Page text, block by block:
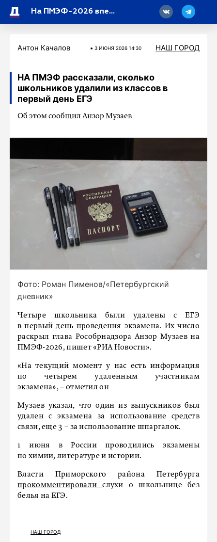
На ПМЭФ-2026 впервые показали кроссовер Jeland J6
Антон Качалов 3 ИЮНЯ 2026 14:30 НАШ ГОРОД
НА ПМЭФ рассказали, сколько
школьников удалили из классов в
первый день ЕГЭ
Об этом сообщил Анзор Музаев
Фото: Роман Пименов/«Петербургский
дневник»
Четыре школьника были удалены с ЕГЭ
в первый день проведения экзамена. Их число
раскрыл глава Рособрнадзора Анзор Музаев на
ПМЭФ-2026, пишет «РИА Новости».
«На текущий момент у нас есть информация
по четырем удаленным участникам
экзамена», – отметил он
Музаев указал, что один из выпускников был
удален с экзамена за использование средств
связи, еще 3 – за использование шпаргалок.
1 июня в России проводились экзамены
по химии, литературе и истории.
Власти Приморского района Петербурга
прокомментировалислухи о школьнице без
белья на ЕГЭ.
НАШ ГОРОД